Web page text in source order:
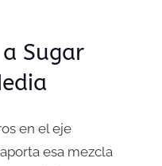
Sugar
en el eje
esa mezcla